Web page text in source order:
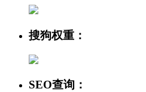
搜狗权重：
SEO查询：